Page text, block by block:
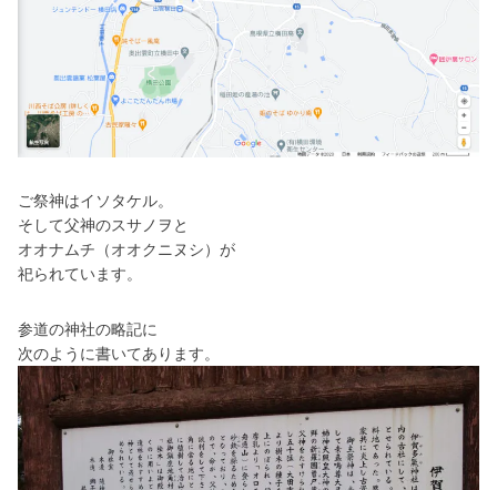
ご祭神はイソタケル。
そして父神のスサノヲと
オオナムチ（オオクニヌシ）が
祀られています。
参道の神社の略記に
次のように書いてあります。